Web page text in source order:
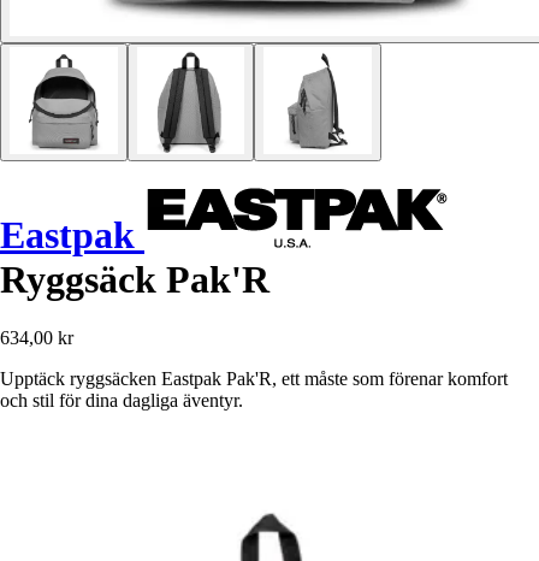
Eastpak
Ryggsäck Pak'R
634,00 kr
Upptäck ryggsäcken Eastpak Pak'R, ett måste som förenar komfort
och stil för dina dagliga äventyr.